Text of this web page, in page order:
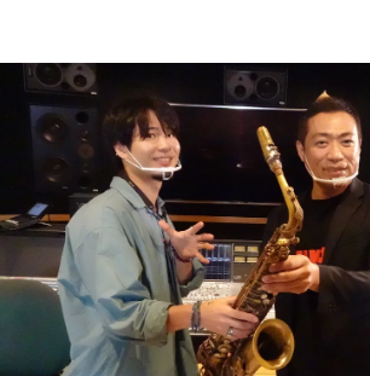
お知らせ
イベント・グッズ
YouTube
会社情報